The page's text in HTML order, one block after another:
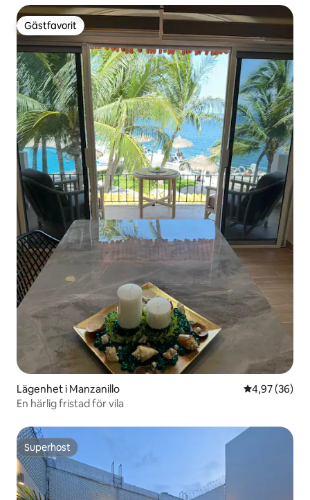
Gästfavorit
Gästfavorit
Lägenhet i Manzanillo 4,97 av 5 i
4,97 (36)
En härlig fristad för vila
Superhost
Superhost